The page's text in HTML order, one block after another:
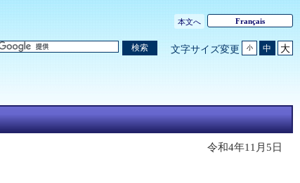
本文へ Français
検索 文字サイズ変更 小 中 大
令和4年11月5日